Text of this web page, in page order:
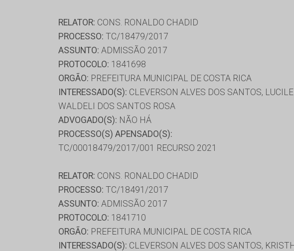
RELATOR: CONS. RONALDO CHADID
PROCESSO: TC/18479/2017
ASSUNTO: ADMISSÃO 2017
PROTOCOLO: 1841698
ORGÃO: PREFEITURA MUNICIPAL DE COSTA RICA
INTERESSADO(S): CLEVERSON ALVES DOS SANTOS,
WALDELI DOS SANTOS ROSA
ADVOGADO(S): NÃO HÁ
PROCESSO(S) APENSADO(S):
TC/00018479/2017/001 RECURSO 2021
RELATOR: CONS. RONALDO CHADID
PROCESSO: TC/18491/2017
ASSUNTO: ADMISSÃO 2017
PROTOCOLO: 1841710
ORGÃO: PREFEITURA MUNICIPAL DE COSTA RICA
INTERESSADO(S): CLEVERSON ALVES DOS SANTOS,